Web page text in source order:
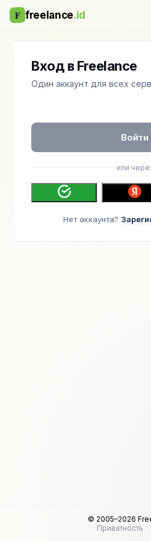
F freelance.id
Вход в Freelance
Один аккаунт для всех
Войти
или
Нет аккаунта?
© 2005–2026
Приватность